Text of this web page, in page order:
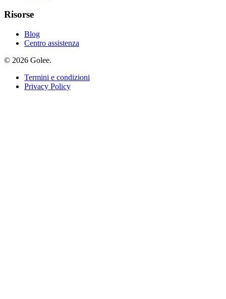
Risorse
Blog
Centro assistenza
© 2026 Golee.
Termini e condizioni
Privacy Policy